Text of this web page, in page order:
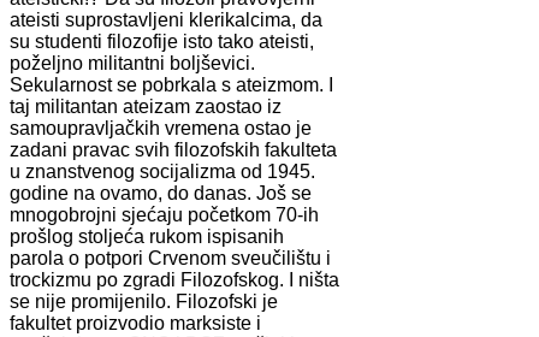
ateisti suprostavljeni klerikalcima, da
su studenti filozofije isto tako ateisti,
poželjno militantni boljševici.
Sekularnost se pobrkala s ateizmom. I
taj militantan ateizam zaostao iz
samoupravljačkih vremena ostao je
zadani pravac svih filozofskih fakulteta
u znanstvenog socijalizma od 1945.
godine na ovamo, do danas. Još se
mnogobrojni sjećaju početkom 70-ih
prošlog stoljeća rukom ispisanih
parola o potpori Crvenom sveučilištu i
trockizmu po zgradi Filozofskog. I ništa
se nije promijenilo. Filozofski je
fakultet proizvodio marksiste i